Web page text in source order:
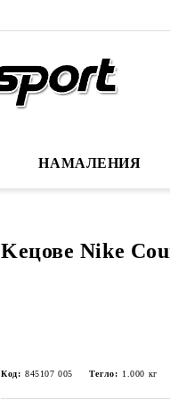
НАМАЛЕНИЯ
Kецове Nike
Код: 845107 005 Тегло: 1.000 кг